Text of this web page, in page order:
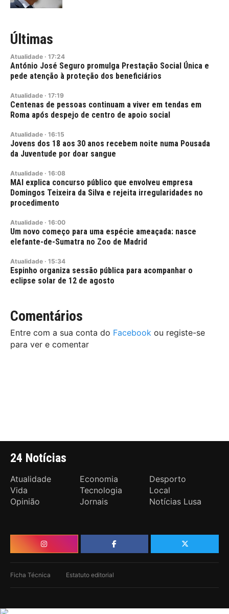
Últimas
Atualidade · 17:24
António José Seguro promulga Prestação Social Única e
pede atenção à proteção dos beneficiários
Atualidade · 17:19
Centenas de pessoas continuam a viver em tendas em
Roma após despejo de centro de apoio social
Atualidade · 16:15
Jovens dos 18 aos 30 anos recebem noite numa Pousada
da Juventude por doar sangue
Atualidade · 16:08
MAI explica concurso público que envolveu empresa
Domingos Teixeira da Silva e rejeita irregularidades no
procedimento
Atualidade · 16:00
Um novo começo para uma espécie ameaçada: nasce
elefante-de-Sumatra no Zoo de Madrid
Atualidade · 15:34
Espinho organiza sessão pública para acompanhar o
eclipse solar de 12 de agosto
Comentários
Entre com a sua conta do Facebook ou registe-se
para ver e comentar
24 Notícias
Atualidade Economia
Desporto
Vida
Tecnologia
Local
Opinião
Jornais Notícias Lusa
Ficha Técnica Estatuto editorial